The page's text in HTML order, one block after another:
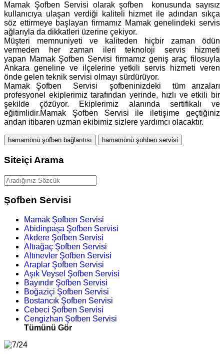
Mamak Şofben Servisi olarak şofben konusunda sayısız
kullanıcıya ulaşan verdiği kaliteli hizmet ile adından sıkça
söz ettirmeye başlayan firmamız Mamak genelindeki servis
ağlarıyla da dikkatleri üzerine çekiyor.
Müşteri memnuniyeti ve kaliteden hiçbir zaman ödün
vermeden her zaman ileri teknoloji servis hizmeti
yapan Mamak Şofben Servisi firmamız geniş araç filosuyla
Ankara geneline ve ilçelerine yetkili servis hizmeti veren
önde gelen teknik servisi olmayı sürdürüyor.
Mamak Şofben Servisi şofbeninizdeki tüm arızaları
profesyonel ekiplerimiz tarafından yerinde, hızlı ve etkili bir
şekilde çözüyor. Ekiplerimiz alanında sertifikalı ve
eğitimlidir.Mamak Şofben Servisi ile iletişime geçtiğiniz
andan itibaren uzman ekibimiz sizlere yardımcı olacaktır.
hamamönü şofben bağlantısı hamamönü şohben servisi
Siteiçi Arama
Şofben Servisi
Mamak Şofben Servisi
Abidinpaşa Şofben Servisi
Akdere Şofben Servisi
Altıağaç Şofben Servisi
Altınevler Şofben Servisi
Araplar Şofben Servisi
Aşık Veysel Şofben Servisi
Bayındır Şofben Servisi
Boğaziçi Şofben Servisi
Bostancık Şofben Servisi
Cebeci Şofben Servisi
Cengizhan Şofben Servisi
Tümünü Gör